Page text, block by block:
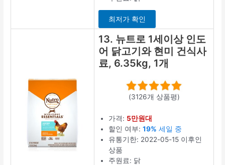
최저가 확인
13. 뉴트로 1세이상 인도
어 닭고기와 현미 건식사
료, 6.35kg, 1개
(3126개 상품평)
가격: 5만원대
할인 여부:19% 세일 중
유통기한: 2022-05-15 이후인
상품
주원료: 닭